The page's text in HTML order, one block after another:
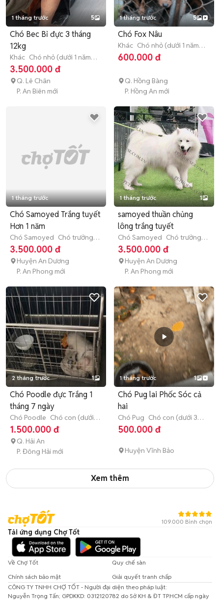
1 tháng trước 5
Chó Bec Bỉ đực 3 tháng
12kg
Khác Chó nhỏ (dưới 1 năm
tuổi)
3.500.000 đ
Q. Lê Chân
P. An Biên mới
1 tháng trước 5
Chó Fox Nâu
Khác Chó nhỏ (dưới 1 năm
tuổi)
600.000 đ
Q. Hồng Bàng
P. Hồng An mới
1 tháng trước
Chó Samoyed Trắng tuyết
Hơn 1 năm
Chó Samoyed Chó trưởng
thành (hơn 1 tuổi)
3.500.000 đ
Huyện An Dương
P. An Phong mới
1 tháng trước 1
samoyed thuần chủng
lông trắng tuyết
Chó Samoyed Chó trưởng
thành (hơn 1 tuổi)
3.500.000 đ
Huyện An Dương
P. An Phong mới
2 tháng trước 1
Chó Poodle đực Trắng 1
tháng 7 ngày
Chó Poodle Chó con (dưới 3
tháng tuổi)
1.500.000 đ
Q. Hải An
P. Đông Hải mới
1 tháng trước 1
Chó Pug lai Phốc Sóc cả
hai
Chó Pug Chó con (dưới 3
tháng tuổi)
500.000 đ
Huyện Vĩnh Bảo
Xem thêm
109.000 Bình chọn
Tải ứng dụng Chợ Tốt
Về Chợ Tốt
Quy chế sàn
Chính sách bảo mật
Giải quyết tranh chấp
CÔNG TY TNHH CHỢ TỐT - Người đại diện theo pháp luật:
Nguyễn Trọng Tấn; GPDKKD: 0312120782 do Sở KH & ĐT TP.HCM cấp ngày